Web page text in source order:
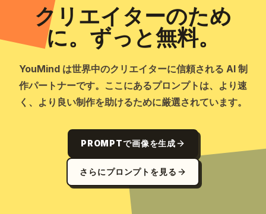
クリエイターのため
に。ずっと無料。
YouMind は世界中のクリエイターに信頼される AI 制
作パートナーです。ここにあるプロンプトは、より速
く、より良い制作を助けるために厳選されています。
PROMPTで画像を生成
さらにプロンプトを見る